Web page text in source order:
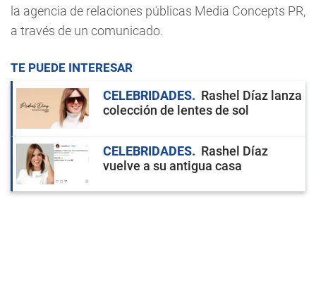
la agencia de relaciones públicas Media Concepts PR,
a través de un comunicado.
TE PUEDE INTERESAR
CELEBRIDADES
Rashel Díaz lanza
colección de lentes de sol
CELEBRIDADES
Rashel Díaz
vuelve a su antigua casa